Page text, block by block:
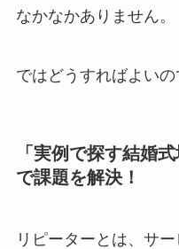
なかなかありません。
ではどうすればよいの
「実例で探す結婚
で課題を解決！
リピーターとは、サ